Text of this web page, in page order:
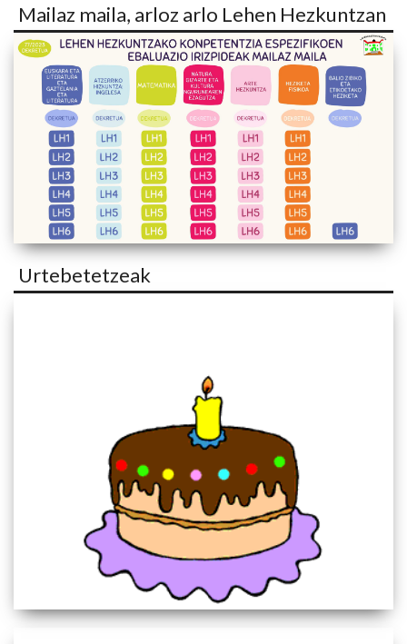
Mailaz maila, arloz arlo Lehen Hezkuntzan
Urtebetetzeak